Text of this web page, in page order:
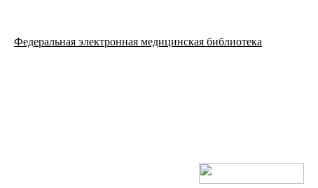
Федеральная электронная медицинская библиотека